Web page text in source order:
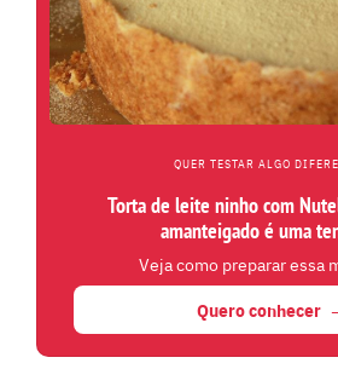
QUER TESTAR ALGO
Torta de leite ninho com
amanteigado é uma
Veja como preparar essa
Quero conhecer